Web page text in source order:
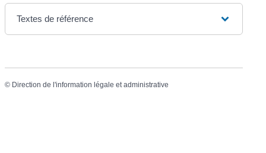
Textes de référence
© Direction de l'information légale et administrative